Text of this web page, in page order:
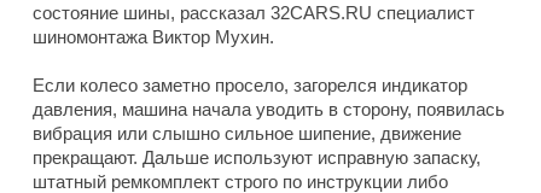
состояние шины, рассказал 32CARS.RU специалист
шиномонтажа Виктор Мухин.
Если колесо заметно просело, загорелся индикатор
давления, машина начала уводить в сторону, появилась
вибрация или слышно сильное шипение, движение
прекращают. Дальше используют исправную запаску,
штатный ремкомплект строго по инструкции либо